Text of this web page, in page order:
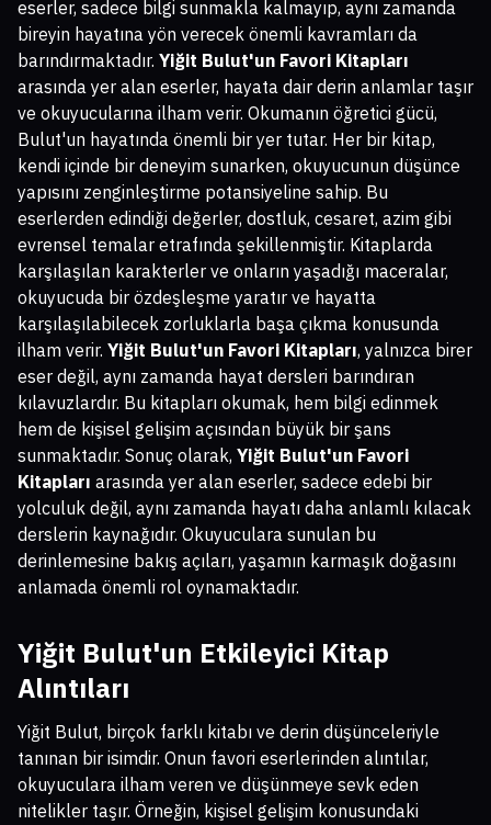
eserler, sadece bilgi sunmakla kalmayıp, aynı zamanda
bireyin hayatına yön verecek önemli kavramları da
barındırmaktadır. Yiğit Bulut'un Favori Kitapları
arasında yer alan eserler, hayata dair derin anlamlar taşır
ve okuyucularına ilham verir. Okumanın öğretici gücü,
Bulut'un hayatında önemli bir yer tutar. Her bir kitap,
kendi içinde bir deneyim sunarken, okuyucunun düşünce
yapısını zenginleştirme potansiyeline sahip. Bu
eserlerden edindiği değerler, dostluk, cesaret, azim gibi
evrensel temalar etrafında şekillenmiştir. Kitaplarda
karşılaşılan karakterler ve onların yaşadığı maceralar,
okuyucuda bir özdeşleşme yaratır ve hayatta
karşılaşılabilecek zorluklarla başa çıkma konusunda
ilham verir. Yiğit Bulut'un Favori Kitapları, yalnızca birer
eser değil, aynı zamanda hayat dersleri barındıran
kılavuzlardır. Bu kitapları okumak, hem bilgi edinmek
hem de kişisel gelişim açısından büyük bir şans
sunmaktadır. Sonuç olarak, Yiğit Bulut'un Favori
Kitapları arasında yer alan eserler, sadece edebi bir
yolculuk değil, aynı zamanda hayatı daha anlamlı kılacak
derslerin kaynağıdır. Okuyuculara sunulan bu
derinlemesine bakış açıları, yaşamın karmaşık doğasını
anlamada önemli rol oynamaktadır.
Yiğit Bulut'un Etkileyici Kitap
Alıntıları
Yiğit Bulut, birçok farklı kitabı ve derin düşünceleriyle
tanınan bir isimdir. Onun favori eserlerinden alıntılar,
okuyuculara ilham veren ve düşünmeye sevk eden
nitelikler taşır. Örneğin, kişisel gelişim konusundaki